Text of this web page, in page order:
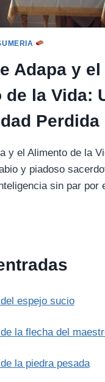
Adapa y el
de la Vida:
Perdida
y el Alimento de la
y piadoso
sin par por
espejo sucio
la flecha del
la piedra pesada